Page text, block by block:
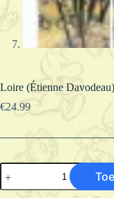
Loire (Étienne Davodeau)
€24.99
Loire
(Étienne
Davodeau)